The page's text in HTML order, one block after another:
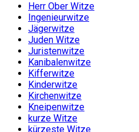
Herr Ober Witze
Ingenieurwitze
Jägerwitze
Juden Witze
Juristenwitze
Kanibalenwitze
Kifferwitze
Kinderwitze
Kirchenwitze
Kneipenwitze
kurze Witze
kürzeste Witze